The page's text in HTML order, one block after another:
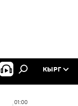
КЫРГ
01:00